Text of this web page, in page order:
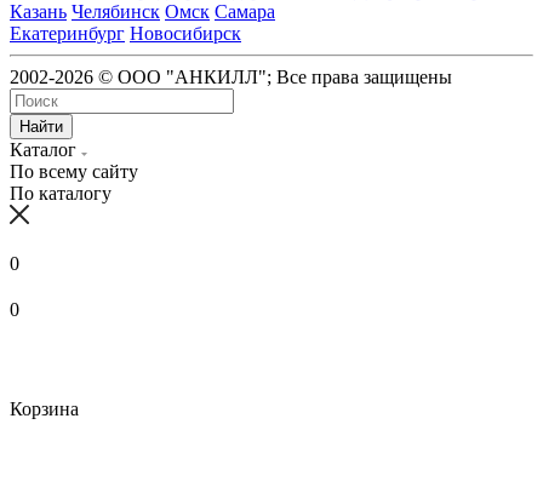
Казань Челябинск Омск Самара
Екатеринбург Новосибирск
2002-2026 © ООО "АНКИЛЛ"; Все права защищены
Найти
Каталог
По всему сайту
По каталогу
0
0
Корзина